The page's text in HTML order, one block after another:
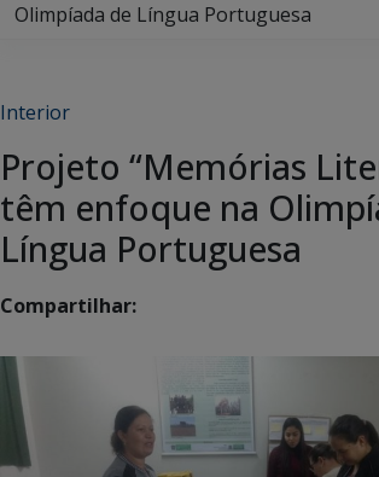
Olimpíada de Língua Portuguesa
Interior
Projeto “Memórias
têm enfoque na
Língua Portuguesa
Compartilhar: